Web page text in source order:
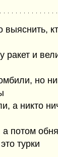
выяснить,
ракет и
но
а никто
потом
турки